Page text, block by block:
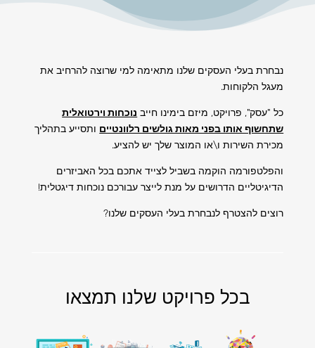
נבחרת בעלי העסקים שלנו מתאימה למי שרוצה להרחיב את
מעגל הלקוחות.
כל "עסק", פרויקט, מיזם בימינו חייב נוכחות וירטואלית
שתחשוף אותו בפני מאות גולשים רלוונטיים ותסייע בתהליך
מכירת השירות ו\או המוצר שלך יש להציע.
והפלטפורמה הוקמה בשביל לצייד אתכם בכל האביזרים
הדיגיטליים הדרושים על מנת לייצר עבורכם נוכחות דיגטלית!
רוצים להצטרף לנבחרת בעלי העסקים שלנו?
בכל פרויקט שלנו תמצאו